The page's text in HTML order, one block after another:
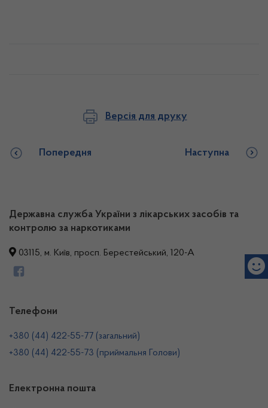
Версія для друку
Попередня Наступна
Державна служба України з лікарських засобів та
контролю за наркотиками
03115, м. Київ, просп. Берестейський, 120-А
Телефони
+380 (44) 422-55-77 (загальний)
+380 (44) 422-55-73 (приймальня Голови)
Електронна пошта